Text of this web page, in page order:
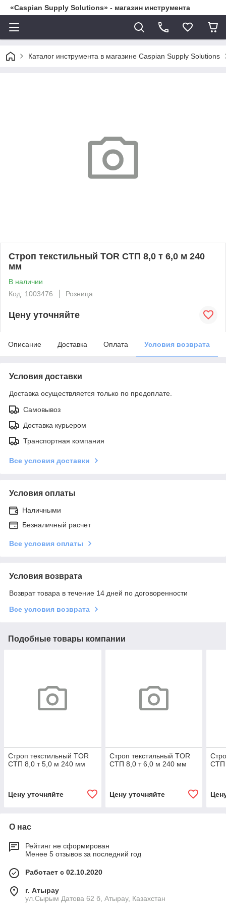
«Caspian Supply Solutions» - магазин инструмента
Каталог инструмента в магазине Caspian Supply Solutions
Строп текстильный TOR СТП 8,0 т 6,0 м 240
мм
В наличии
Код: 1003476
Розница
Цену уточняйте
Описание Доставка Оплата Условия возврата
Условия доставки
Доставка осуществляется только по предоплате.
Самовывоз
Доставка курьером
Транспортная компания
Все условия доставки
Условия оплаты
Наличными
Безналичный расчет
Все условия оплаты
Условия возврата
Возврат товара в течение 14 дней по договоренности
Все условия возврата
Подобные товары компании
Строп текстильный TOR
СТП 8,0 т 5,0 м 240 мм
Цену уточняйте
Строп текстильный TOR
СТП 8,0 т 6,0 м 240 мм
Цену уточняйте
СТП
О нас
Рейтинг не сформирован
Менее 5 отзывов за последний год
Работает с 02.10.2020
г. Атырау
ул.Сырым Датова 62 б, Атырау, Казахстан